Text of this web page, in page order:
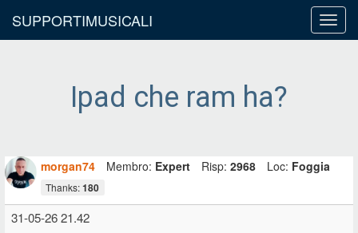
SUPPORTIMUSICALI
Ipad che ram ha?
morgan74 Membro: Expert Risp: 2968 Loc: Foggia
Thanks:180
31-05-26 21.42